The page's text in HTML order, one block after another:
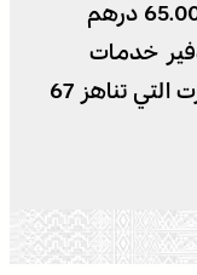
وذلك بغلاف مالي قدره 65.000.000.00 درهم
خدمات
صحية مناسبة لفائدة ساكنة مريرت التي تناهز 67